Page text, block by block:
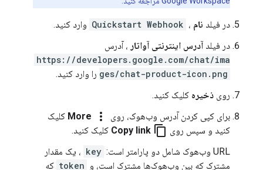
در فیلد نام ، Quickstart Webhook وارد کنید.
در فیلد آدرس اینترنتی آواتار ، آدرس
https://developers.google.com/chat/ima
ges/chat-product-icon.png را وارد کنید.
روی ذخیره کلیک کنید.
برای کپی کردن آدرس وب‌هوک، روی
more_vert
More کلیک
کنید و سپس روی content_copy
Copy link کلیک کنید.
URL وب‌هوک شامل دو پارامتر است:
key ، یک مقدار
مشترک که بین وب‌هوک‌ها مشترک است، و token که